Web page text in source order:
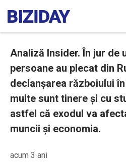
Analiză Insider. În jur de
persoane au plecat din
declanșarea războiului
multe sunt tinere și cu
astfel că exodul va
muncii și economia.
acum 3 ani